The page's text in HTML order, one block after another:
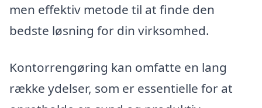
men effektiv metode til at finde den
bedste løsning for din virksomhed.
Kontorrengøring kan omfatte en lang
række ydelser, som er essentielle for at